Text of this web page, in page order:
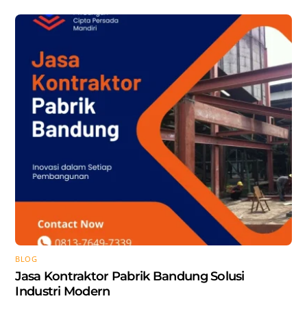
BLOG
Jasa Kontraktor Pabrik Bandung Solusi
Industri Modern